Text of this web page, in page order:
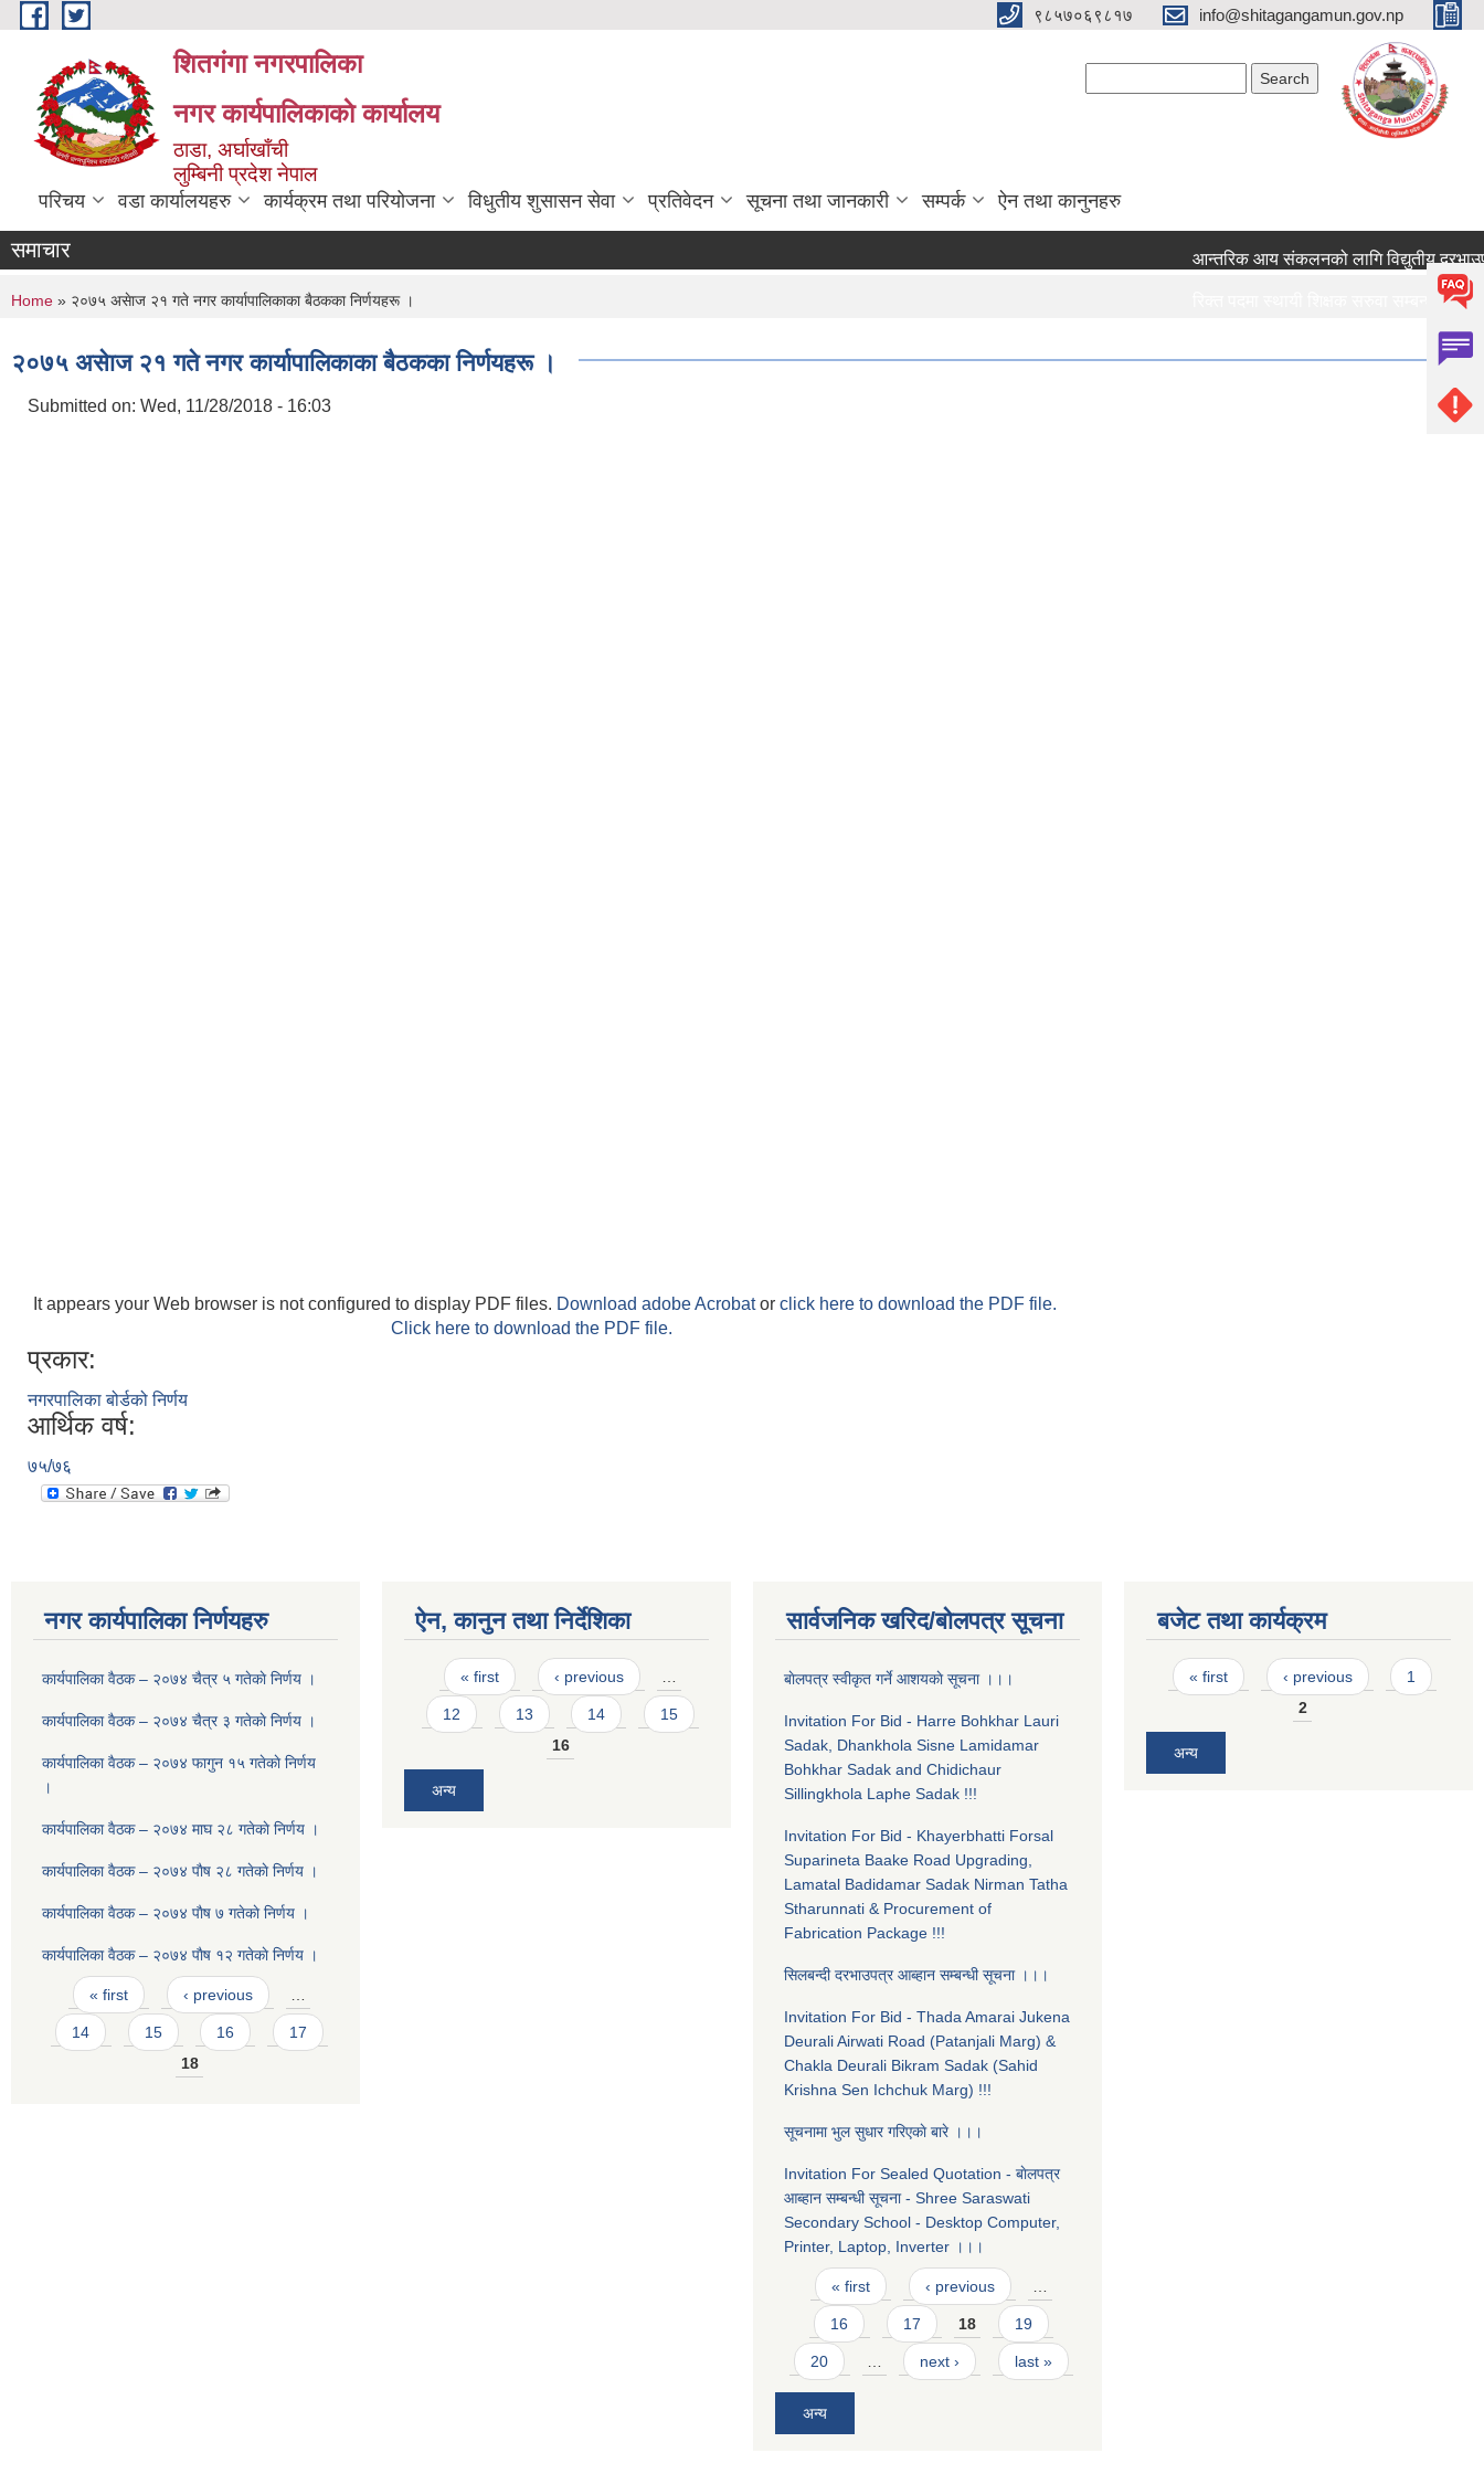
Skip to main content ९८५७०६९८१७ info@shitagangamun.gov.np
शितगंगा नगरपालिका
नगर कार्यपालिकाकाे कार्यालय
ठाडा, अर्घाखाँची
लुम्बिनी प्रदेश नेपाल
परिचय वडा कार्यालयहरु कार्यक्रम तथा परियोजना विधुतीय शुसासन सेवा प्रतिवेदन सूचना तथा जानकारी सम्पर्क ऐन तथा कानुनहरु
समाचार आन्तरिक आय संकलनको लागि विद्युतीय
रिक्त पदमा स्थायी शिक्षक सरुवा सम्बन्धमा ।।।
रिक्त पदमा स्थायी शिक्षक सरुवा सम्बन्धमा ।।।
You are here
Home » २०७५ असेाज २१ गते नगर कार्यापालिकाका बैठकका निर्णयहरू ।
२०७५ असेाज २१ गते नगर कार्यापालिकाका बैठकका निर्णयहरू ।
Submitted on: Wed, 11/28/2018 - 16:03
It appears your Web browser is not configured to display PDF files. Download adobe Acrobator click here to download the PDF file.
Click here to download the PDF file.
प्रकार:
नगरपालिका बोर्डको निर्णय
आर्थिक वर्ष:
७५/७६
नगर कार्यपालिका निर्णयहरु
कार्यपालिका वैठक – २०७४ चैत्र ५ गतेकाे निर्णय ।
कार्यपालिका वैठक – २०७४ चैत्र ३ गतेकाे निर्णय ।
कार्यपालिका वैठक – २०७४ फागुन १५ गतेकाे निर्णय
।
कार्यपालिका वैठक – २०७४ माघ २८ गतेकाे निर्णय ।
कार्यपालिका वैठक – २०७४ पाैष २८ गतेकाे निर्णय ।
कार्यपालिका वैठक – २०७४ पाैष ७ गतेकाे निर्णय ।
कार्यपालिका वैठक – २०७४ पाैष १२ गतेकाे निर्णय ।
Pages
« first ‹ previous
14 15 16
17
18
ऐन, कानुन तथा निर्देशिका
Pages
« first ‹ previous
12 13 14
15
16
अन्य
सार्वजनिक खरिद/बोलपत्र सूचना
बाेलपत्र स्वीकृत गर्ने आशयकाे सूचना ।।।
Invitation For Bid - Harre Bohkhar Lauri
Sadak, Dhankhola Sisne Lamidamar
Bohkhar Sadak and Chidichaur
Sillingkhola Laphe Sadak !!!
Invitation For Bid - Khayerbhatti Forsal
Suparineta Baake Road Upgrading,
Lamatal Badidamar Sadak Nirman Tatha
Stharunnati & Procurement of
Fabrication Package !!!
सिलबन्दी दरभाउपत्र आब्हान सम्बन्धी सूचना ।।।
Invitation For Bid - Thada Amarai Jukena
Deurali Airwati Road (Patanjali Marg) &
Chakla Deurali Bikram Sadak (Sahid
Krishna Sen Ichchuk Marg) !!!
सूचनामा भुल सुधार गरिएकाे बारे ।।।
Invitation For Sealed Quotation - बाेलपत्र
आब्हान सम्बन्धी सूचना - Shree Saraswati
Secondary School - Desktop Computer,
Printer, Laptop, Inverter ।।।
Pages
« first ‹ previous
16 17 18 19
20 next › last »
अन्य
बजेट तथा कार्यक्रम
Pages
« first ‹ previous
1
2
अन्य